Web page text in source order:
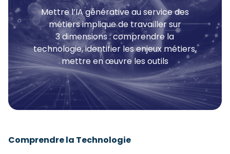
Mettre l’IA générative au service des
métiers implique de travailler sur
3 dimensions : comprendre la
technologie, identifier les enjeux métiers,
mettre en œuvre les outils
Comprendre la Technologie